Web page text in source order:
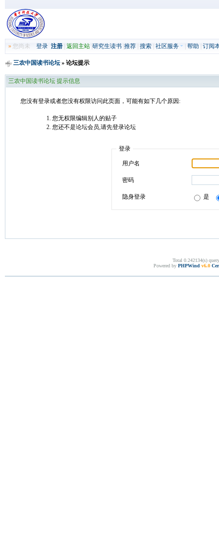
»您尚未 登录 注册| 返回主站| 研究生读书| 推荐| 搜索| 社区服务 帮助 订阅
三农中国读书论坛» 论坛提示
三农中国读书论坛 提示信息
您没有登录或者您没有权限访问此页面，可能有如下几个原因:
您无权限编辑别人的贴子
您还不是论坛会员,请先登录论坛
登录
用户名
密码
隐身登录 是
Total 0.242134(s)
Powered by PHPWind v6.0